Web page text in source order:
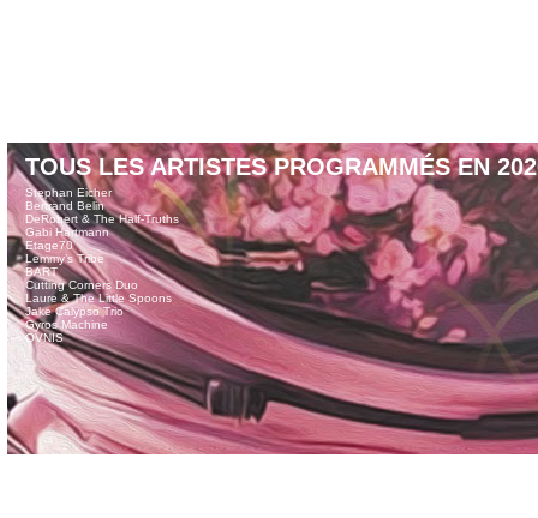
TOUS LES ARTISTES PROGRAMMÉS EN
Stephan Eicher
Bertrand Belin
DeRobert & The Half-Truths
Gabi Hartmann
Etage70
Lemmy’s Tribe
BART
Cutting Corners Duo
Laure & The Little Spoons
Jake Calypso Trio
Gyros Machine
OVNIS